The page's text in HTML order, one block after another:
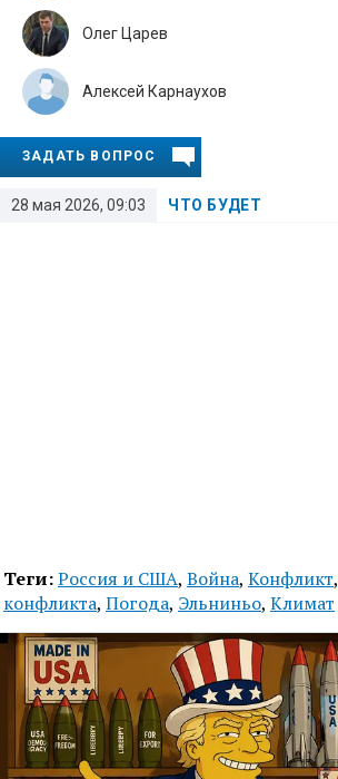
28 мая 2026, 09:03 ЧТО БУДЕТ
Олег Царев
Алексей Карнаухов
ЗАДАТЬ ВОПРОС
Теги:Россия и США, Война, Конфликт,
конфликта, Погода, Эльниньо, Климат